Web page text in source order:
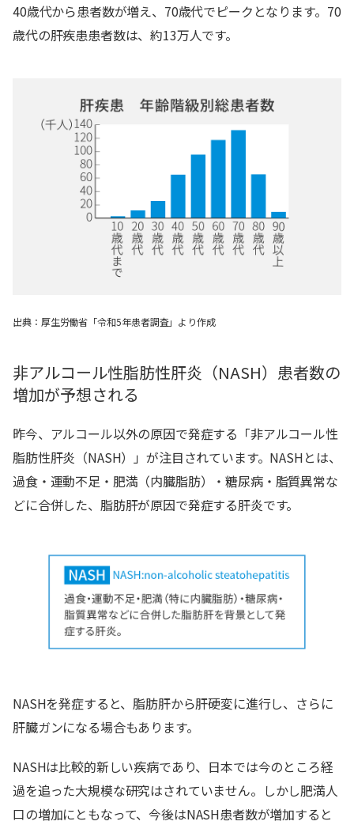
40歳代から患者数が増え、70歳代でピークとなります。70
歳代の肝疾患患者数は、約13万人です。
出典：厚生労働省「令和5年患者調査」より作成
非アルコール性脂肪性肝炎（NASH）患者数の
増加が予想される
昨今、アルコール以外の原因で発症する「非アルコール性
脂肪性肝炎（NASH）」が注目されています。NASHとは、
過食・運動不足・肥満（内臓脂肪）・糖尿病・脂質異常な
どに合併した、脂肪肝が原因で発症する肝炎です。
NASHを発症すると、脂肪肝から肝硬変に進行し、さらに
肝臓ガンになる場合もあります。
NASHは比較的新しい疾病であり、日本では今のところ経
過を追った大規模な研究はされていません。しかし肥満人
口の増加にともなって、今後はNASH患者数が増加すると